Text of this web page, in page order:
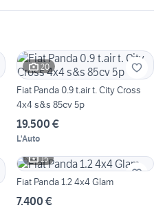
20
Fiat Panda 0.9 t.air t. City Cross
4x4 s&s 85cv 5p
19.500 €
L'Auto
15
Fiat Panda 1.2 4x4 Glam
7.400 €